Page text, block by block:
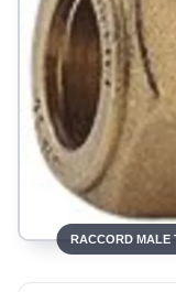
RACCORD MALE